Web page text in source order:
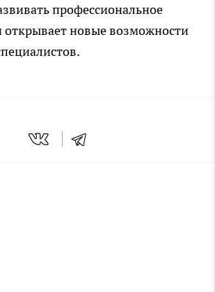
профессиональное
открывает новые возможности